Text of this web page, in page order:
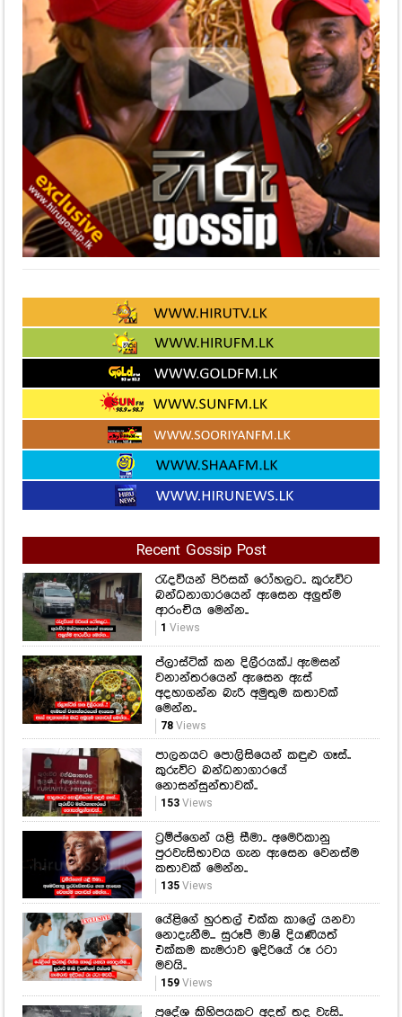
Recent Gossip Post
රැදවියන් පිරිසක් රෝහලට.. කුරුවිට
බන්ධනාගාරයෙන් ඇසෙන අලුත්ම
ආරංචිය මෙන්න..
1 Views
ප්ලාස්ටික් කන දිලීරයක්..! ඇමසන්
වනාන්තරයෙන් ඇසෙන ඇස්
අදහාගන්න බැරි අමුතුම කතාවක්
මෙන්න..
78Views
පාලනයට පොලිසියෙන් කඳුළු ගෑස්..
කුරුවිට බන්ධනාගාරයේ
නොසන්සුන්තාවක්..
153Views
ට්‍රම්ප්ගෙන් යළි සීමා.. අමෙරිකානු
පුරවැසිභාවය ගැන ඇසෙන වෙනස්ම
කතාවක් මෙන්න..
135Views
යේළිගේ හුරතල් එක්ක කාලේ යනවා
නොදැනීම... සුරූපී මාෂි දියණියත්
එක්කම කැමරාව ඉදිරියේ රූ රටා
මවයි..
159Views
ප්‍රදේශ කිහිපයකට අදත් තද වැසි..